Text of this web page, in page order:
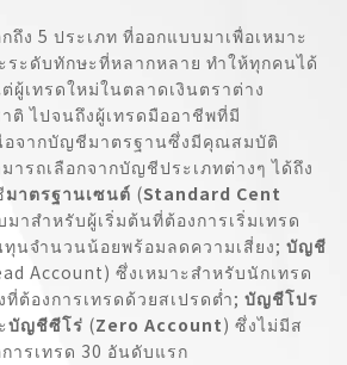
ถึง 5 ประเภท ที่ออกแบบมาเพื่อเหมาะ
ระดับทักษะที่หลากหลาย ทำให้ทุกคนได้
ผู้เทรดใหม่ในตลาดเงินตราต่าง
ติ ไปจนถึงผู้เทรดมืออาชีพที่มี
จากบัญชีมาตรฐานซึ่งมีคุณสมบัติ
รถเลือกจากบัญชีประเภทต่างๆ ได้ถึง
มาตรฐานเซนต์ (Standard Cent
าสำหรับผู้เริ่มต้นที่ต้องการเริ่มเทรด
ทุนจำนวนน้อยพร้อมลดความเสี่ยง; บัญชี
Account) ซึ่งเหมาะสำหรับนักเทรด
ต้องการเทรดด้วยสเปรดต่ำ; บัญชีโปร
บัญชีซีโร่ (Zero Account) ซึ่งไม่มีส
ารเทรด 30 อันดับแรก